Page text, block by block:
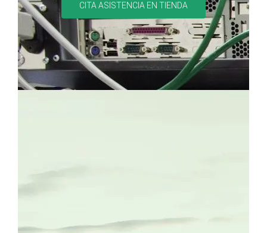
CITA ASISTENCIA EN TIENDA